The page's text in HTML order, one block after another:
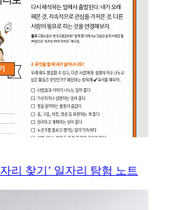
리 찾기’ 일자리 탐험 노트